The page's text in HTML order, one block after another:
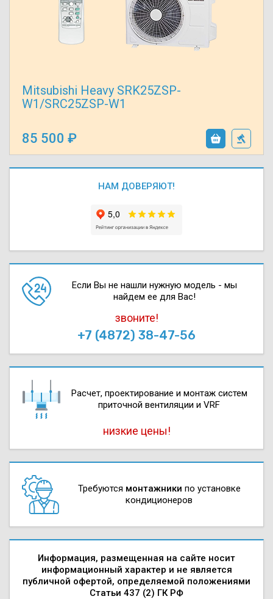
Mitsubishi Heavy SRK25ZSP-
W1/SRC25ZSP-W1
85 500
НАМ ДОВЕРЯЮТ!
Если Вы не нашли нужную модель - мы
найдем ее для Вас!
звоните!
+7 (4872) 38-47-56
Расчет, проектирова­ние и монтаж систем
приточной вентиляции и VRF
низкие цены!
Требуются монтажники по установке
кондиционеров
Информация, размещенная на сайте носит
информационный характер и не является
публичной офертой, определяемой положениями
Статьи 437 (2) ГК РФ